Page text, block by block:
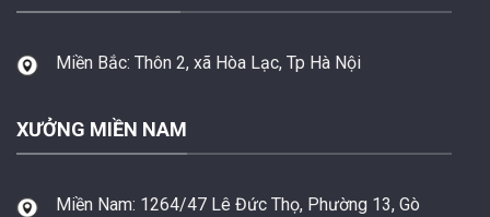
Miền Bắc: Thôn 2, xã Hòa Lạc, Tp Hà Nội
XƯỞNG MIỀN NAM
Miền Nam: 1264/47 Lê Đức Thọ, Phường 13, Gò